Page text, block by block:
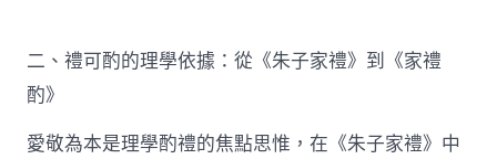
二、禮可酌的理學依據：從《朱子家禮》到《家禮
酌》
愛敬為本是理學酌禮的焦點思惟，在《朱子家禮》中